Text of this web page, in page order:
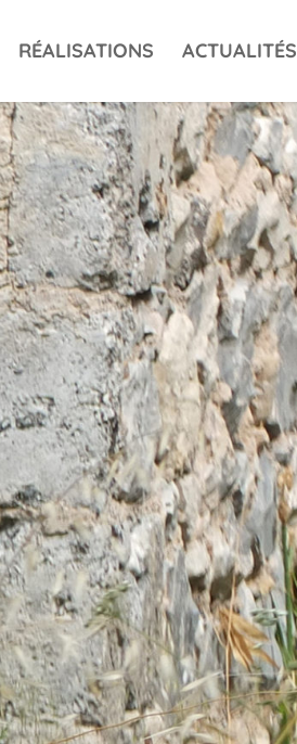
RÉALISATIONS ACTUALITÉS